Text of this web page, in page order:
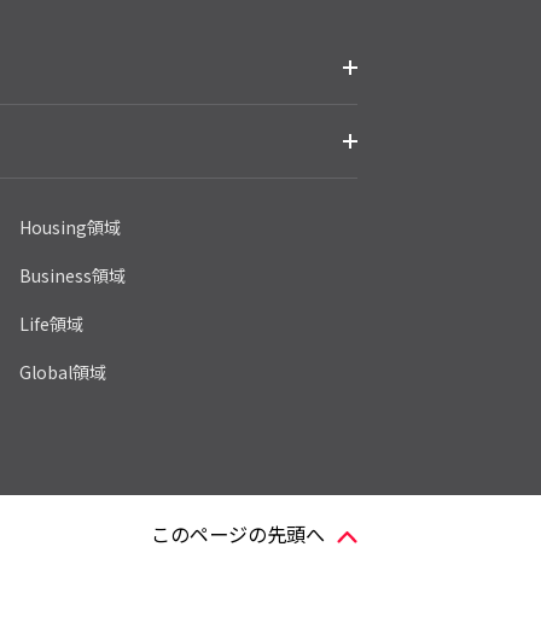
Housing領域
Business領域
Life領域
Global領域
このページの先頭へ